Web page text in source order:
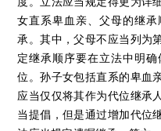
当代现实生活中有多大适用
前手继承人的处分必然会受
关于放弃继承，有学者认为
议。但当涉及第三人时，当
响义务履行时，应当禁止。
如子女存在，孙子女只能代
子女单独的代位继承权。有